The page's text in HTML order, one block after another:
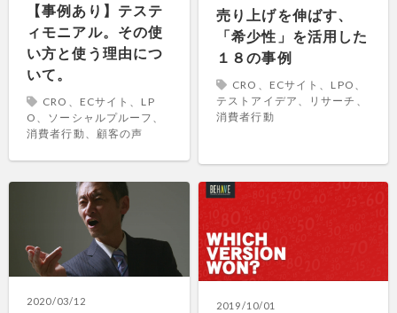
【事例あり】テステ
ィモニアル。その使
い方と使う理由につ
いて。
CRO、ECサイト、LP
O、ソーシャルプルーフ、
消費者行動、顧客の声
売り上げを伸ばす、
「希少性」を活用した
１８の事例
CRO、ECサイト、LPO、
テストアイデア、リサーチ、
消費者行動
2020/03/12 2019/10/01